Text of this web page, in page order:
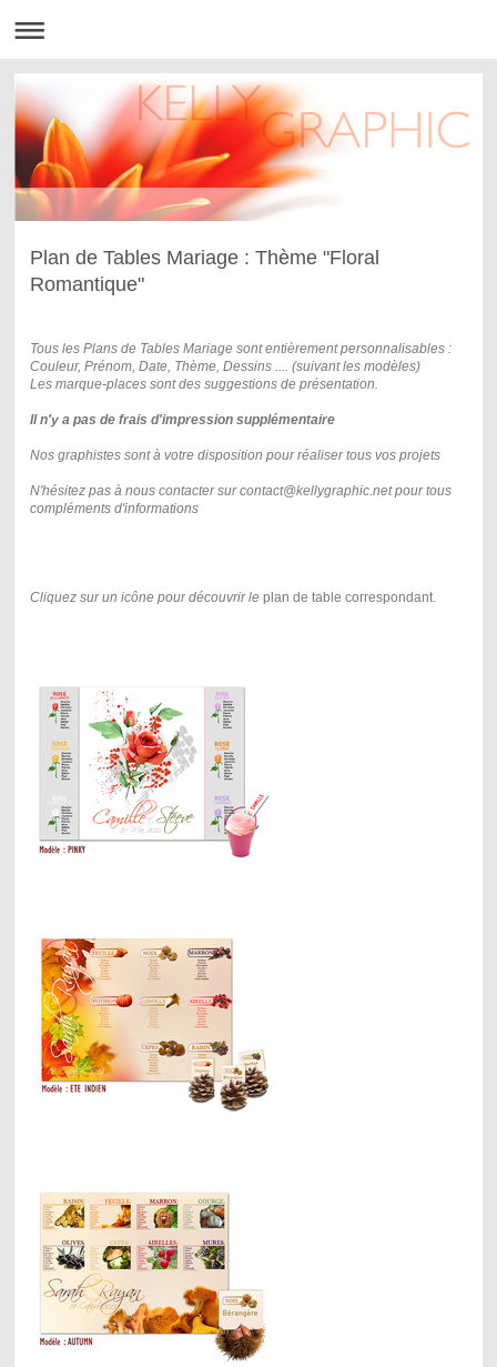
Plan de Tables Mariage : Thème "Floral
Romantique"
Tous les Plans de Tables Mariage sont entièrement personnalisables :
Couleur, Prénom, Date, Thème, Dessins .... (suivant les modèles)
Les marque-places sont des suggestions de présentation.
Il n'y a pas de frais d'impression supplémentaire
Nos graphistes sont à votre disposition pourréaliser tous vos projets
N'hésitez pas à nous contacter sur contact@kellygraphic.net pour tous
compléments d'informations
Cliquez sur un icône pour découvrir leplan de table correspondant.